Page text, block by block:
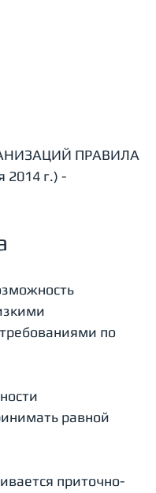
ПРАВИЛА
г.) -
по
равной
приточно-